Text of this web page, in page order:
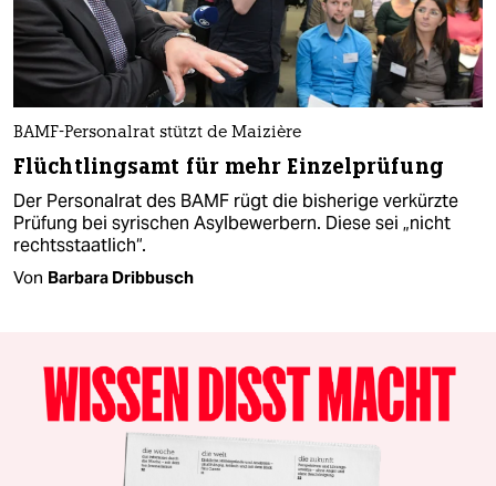
BAMF-Personalrat stützt de Maizière
Flüchtlingsamt für mehr Einzelprüfung
Der Personalrat des BAMF rügt die bisherige verkürzte
Prüfung bei syrischen Asylbewerbern. Diese sei „nicht
rechtsstaatlich“.
Von Barbara Dribbusch